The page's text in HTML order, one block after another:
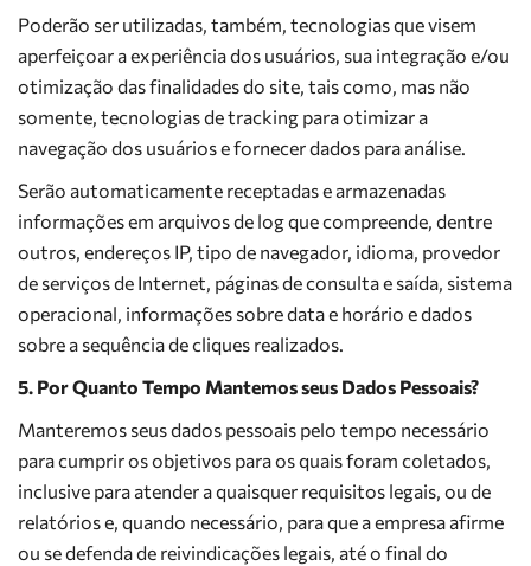
Poderão ser utilizadas, também, tecnologias que visem
aperfeiçoar a experiência dos usuários, sua integração e/ou
otimização das finalidades do site, tais como, mas não
somente, tecnologias de tracking para otimizar a
navegação dos usuários e fornecer dados para análise.
Serão automaticamente receptadas e armazenadas
informações em arquivos de log que compreende, dentre
outros, endereços IP, tipo de navegador, idioma, provedor
de serviços de Internet, páginas de consulta e saída, sistema
operacional, informações sobre data e horário e dados
sobre a sequência de cliques realizados.
5. Por Quanto Tempo Mantemos seus Dados Pessoais?
Manteremos seus dados pessoais pelo tempo necessário
para cumprir os objetivos para os quais foram coletados,
inclusive para atender a quaisquer requisitos legais, ou de
relatórios e, quando necessário, para que a empresa afirme
ou se defenda de reivindicações legais, até o final do